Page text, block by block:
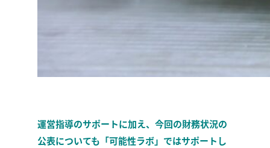
運営指導のサポートに加え、今回の財務状況の
公表についても「可能性ラボ」ではサポートし